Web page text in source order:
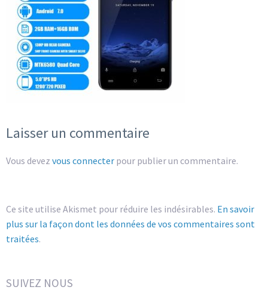
Laisser un commentaire
Vous devez vous connecter pour publier un commentaire.
Ce site utilise Akismet pour réduire les indésirables. En savoir
plus sur la façon dont les données de vos commentaires sont
traitées.
SUIVEZ NOUS